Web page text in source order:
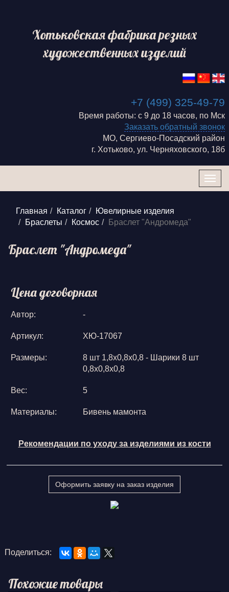
Хотьковская фабрика резных
художественных изделий
+7 (499) 325-49-79
Время работы: с 9 до 18 часов, по Мск
Заказать обратный звонок
МО, Сергиево-Посадский район
г. Хотьково, ул. Черняховского, 18б
Главная Каталог
Ювелирные изделия
Браслеты
Космос Браслет "Андромеда"
Браслет "Андромеда"
Цена договорная
Автор: -
Артикул: ХЮ-17067
Размеры:
8 шт 1,8х0,8х0,8 - Шарики 8 шт
0,8х0,8х0,8
Вес: 5
Материалы: Бивень мамонта
Рекомендации по уходу за изделиями из кости
Оформить заявку на заказ изделия
Поделиться:
Похожие товары